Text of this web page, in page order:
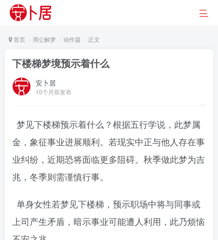
首页 周公解梦 动作篇 正文
下楼梯梦境预示着什么
安卜居
10个月前发布
梦见下楼梯预示着什么？根据五行学说，此梦属
金，象征事业进展顺利。若现实中正与他人存在事
业纠纷，近期恐将面临更多阻碍。秋季做此梦为吉
兆，冬季则需谨慎行事。
单身女性若梦见下楼梯，预示职场中将与同事或
上司产生矛盾，暗示事业可能遭人利用，此乃烦恼